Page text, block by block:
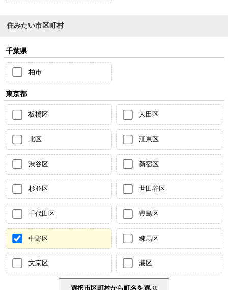
住みたい市区町村
千葉県
柏市
東京都
板橋区 大田区
北区 江東区
渋谷区 新宿区
杉並区 世田谷区
千代田区 豊島区
中野区 練馬区
文京区 港区